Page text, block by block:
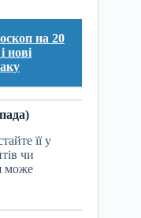
на 20
нові
її у
чи
може